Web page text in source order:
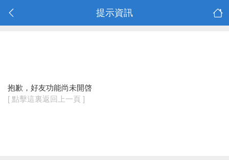
提示資訊
抱歉，好友功能尚未開啓
[ 點擊這裏返回上一頁 ]